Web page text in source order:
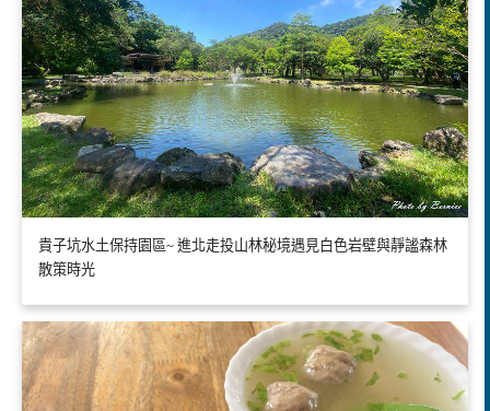
貴子坑水土保持園區~ 進北走投山林秘境遇見白色岩壁與靜謐森林
散策時光